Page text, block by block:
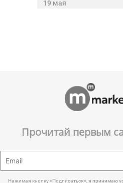
19 мая
Прочитай первым
Нажимая кнопку «Подписаться», я принимаю